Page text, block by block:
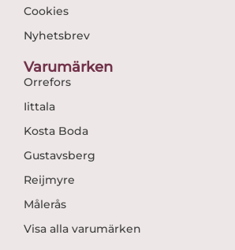
Cookies
Nyhetsbrev
Varumärken
Orrefors
Iittala
Kosta Boda
Gustavsberg
Reijmyre
Målerås
Visa alla varumärken